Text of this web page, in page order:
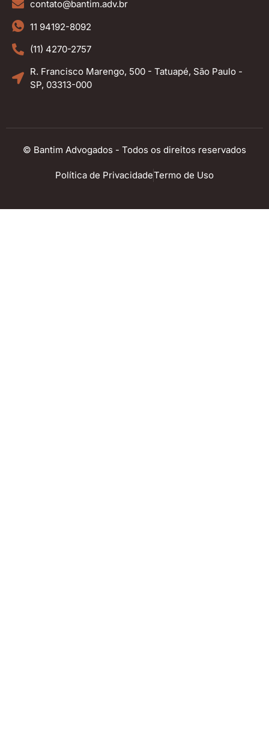
contato@bantim.adv.br
11 94192-8092
(11) 4270-2757
R. Francisco Marengo, 500 - Tatuapé, São Paulo -
SP, 03313-000
© Bantim Advogados - Todos os direitos reservados
Política de PrivacidadeTermo de Uso